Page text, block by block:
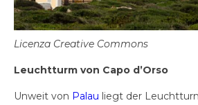
Licenza Creative Commons
Leuchtturm von Capo d’Orso
Unweit von Palau liegt der